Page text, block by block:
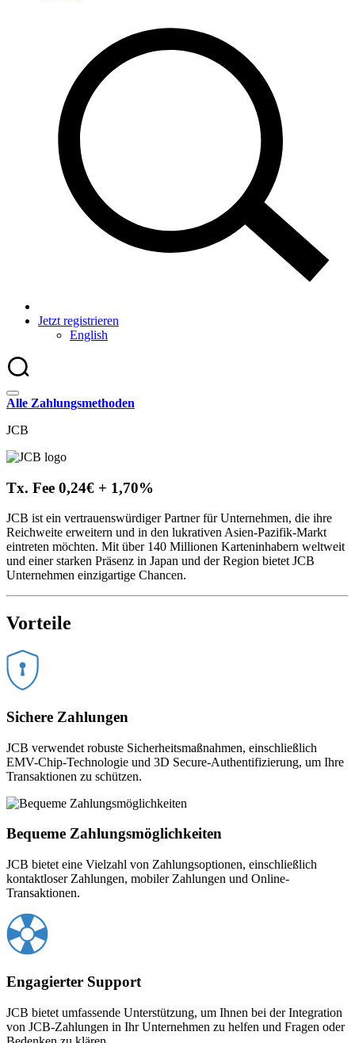
Jetzt registrieren
English
Alle Zahlungsmethoden
JCB
Tx. Fee 0,24€ + 1,70%
JCB ist ein vertrauenswürdiger Partner für Unternehmen, die ihre
Reichweite erweitern und in den lukrativen Asien-Pazifik-Markt
eintreten möchten. Mit über 140 Millionen Karteninhabern weltweit
und einer starken Präsenz in Japan und der Region bietet JCB
Unternehmen einzigartige Chancen.
Vorteile
Sichere Zahlungen
JCB verwendet robuste Sicherheitsmaßnahmen, einschließlich
EMV-Chip-Technologie und 3D Secure-Authentifizierung, um Ihre
Transaktionen zu schützen.
Bequeme Zahlungsmöglichkeiten
JCB bietet eine Vielzahl von Zahlungsoptionen, einschließlich
kontaktloser Zahlungen, mobiler Zahlungen und Online-
Transaktionen.
Engagierter Support
JCB bietet umfassende Unterstützung, um Ihnen bei der Integration
von JCB-Zahlungen in Ihr Unternehmen zu helfen und Fragen oder